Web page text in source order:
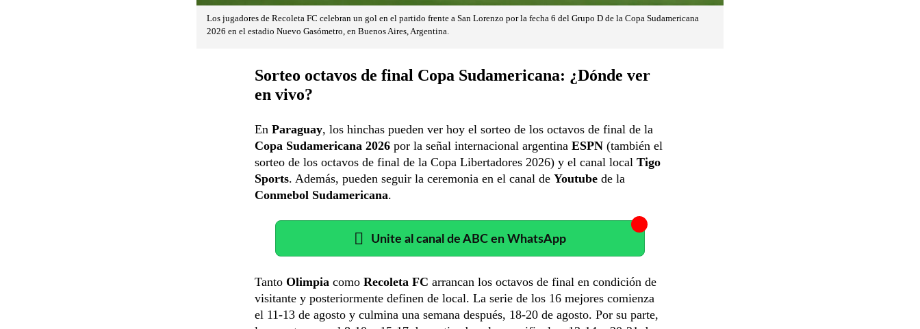
Los jugadores de Recoleta FC celebran un gol en el partido frente a San Lorenzo por la fecha 6 del Grupo D de la Copa Sudamericana
2026 en el estadio Nuevo Gasómetro, en Buenos Aires, Argentina.
Sorteo octavos de final Copa Sudamericana: ¿Dónde ver
en vivo?
En Paraguay, los hinchas pueden ver hoy el sorteo de los octavos de final de la
Copa Sudamericana 2026 por la señal internacional argentina ESPN (también el
sorteo de los octavos de final de la Copa Libertadores 2026) y el canal local Tigo
Sports. Además, pueden seguir la ceremonia en el canal de Youtube de la
Conmebol Sudamericana.
Unite al canal de ABC en WhatsApp
Tanto Olimpia como Recoleta FC arrancan los octavos de final en condición de
visitante y posteriormente definen de local. La serie de los 16 mejores comienza
el 11-13 de agosto y culmina una semana después, 18-20 de agosto. Por su parte,